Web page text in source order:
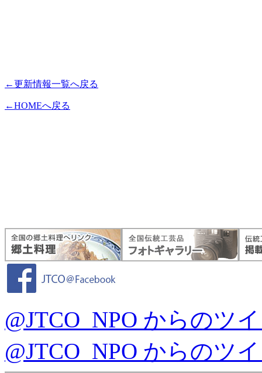
←更新情報一覧へ戻る
←HOMEへ戻る
@JTCO_NPO からのツ
@JTCO_NPO からのツ